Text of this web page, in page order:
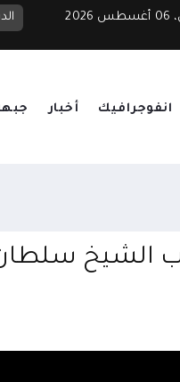
الخميس، 06 أغسطس 2026
الانقلاب واستعادة الدولة
انفوجرافيك أخبار
سلطان